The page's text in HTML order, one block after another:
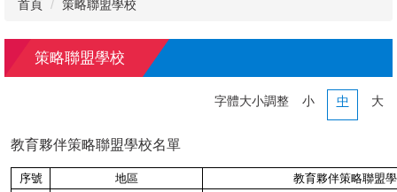
首頁 策略聯盟學校
策略聯盟學校
字體大小調整 小 中 大
教育夥伴策略聯盟學校名單
序號 地區
教育夥伴策略聯盟